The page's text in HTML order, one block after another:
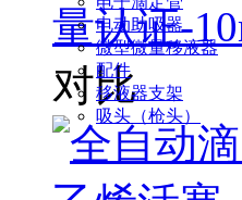
电动助吸器
微型微量移液器
配件
移液器支架
吸头（枪头）
量认证-
对比